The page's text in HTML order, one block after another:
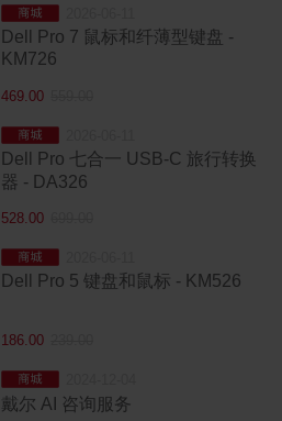
城
Dell Pro 7 鼠标和纤薄型键盘 -
KM726
469.00
城
Dell Pro 七合一 USB-C 旅行转换
器 - DA326
528.00
城
Dell Pro 5 键盘和鼠标 - KM526
186.00
城
戴尔 AI 咨询服务